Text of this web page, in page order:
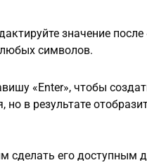
значение после
символов.
«Enter», чтобы
в результате
сделать его доступным